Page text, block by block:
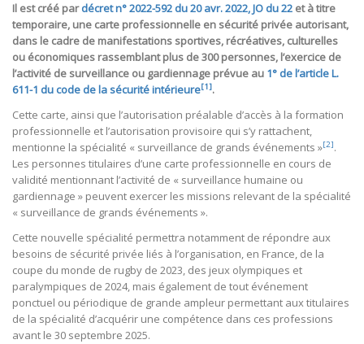
Il est créé pardécret n° 2022-592 du 20 avr. 2022, JO du 22 et à titre
temporaire, une carte professionnelle en sécurité privée autorisant,
dans le cadre de manifestations sportives, récréatives, culturelles
ou économiques rassemblant plus de 300 personnes, l’exercice de
l’activité de surveillance ou gardiennage prévue au 1° de l’article L.
611-1 du code de la sécurité intérieure[1].
Cette carte, ainsi que l’autorisation préalable d’accès à la formation
professionnelle et l’autorisation provisoire qui s’y rattachent,
mentionne la spécialité « surveillance de grands événements »[2].
Les personnes titulaires d’une carte professionnelle en cours de
validité mentionnant l’activité de « surveillance humaine ou
gardiennage » peuvent exercer les missions relevant de la spécialité
« surveillance de grands événements ».
Cette nouvelle spécialité permettra notamment de répondre aux
besoins de sécurité privée liés à l’organisation, en France, de la
coupe du monde de rugby de 2023, des jeux olympiques et
paralympiques de 2024, mais également de tout événement
ponctuel ou périodique de grande ampleur permettant aux titulaires
de la spécialité d’acquérir une compétence dans ces professions
avant le 30 septembre 2025.